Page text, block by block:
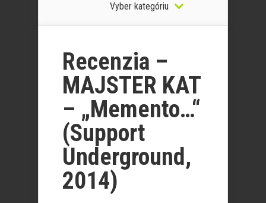
Vyber kategóriu
Recenzia –
MAJSTER KAT
– „Memento…“
(Support
Underground,
2014)